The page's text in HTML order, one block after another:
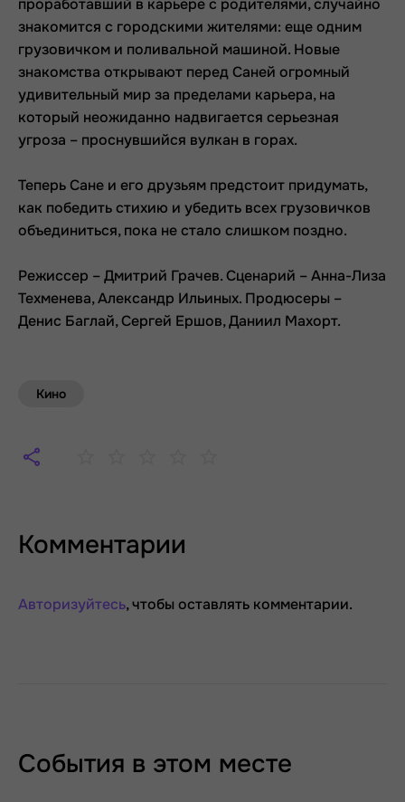
проработавший в карьере с родителями, случайно
знакомится с городскими жителями: еще одним
грузовичком и поливальной машиной. Новые
знакомства открывают перед Саней огромный
удивительный мир за пределами карьера, на
который неожиданно надвигается серьезная
угроза – проснувшийся вулкан в горах.
Теперь Сане и его друзьям предстоит придумать,
как победить стихию и убедить всех грузовичков
объединиться, пока не стало слишком поздно.
Режиссер – Дмитрий Грачев. Сценарий – Анна-Лиза
Техменева, Александр Ильиных. Продюсеры –
Денис Баглай, Сергей Ершов, Даниил Махорт.
Кино
Комментарии
Авторизуйтесь, чтобы оставлять комментарии.
События в этом месте